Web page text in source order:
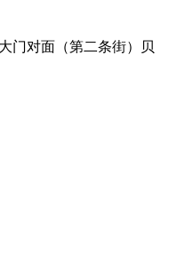
门对面（第二条街）贝